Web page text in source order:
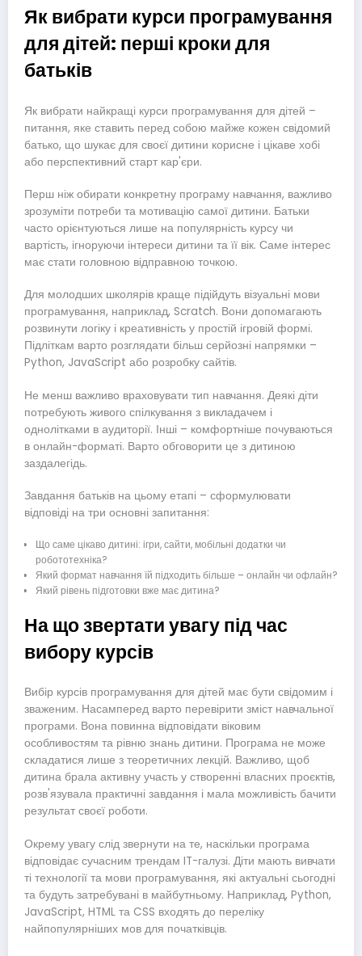
Як вибрати курси програмування
для дітей: перші кроки для
батьків
Як вибрати найкращі курси програмування для дітей –
питання, яке ставить перед собою майже кожен свідомий
батько, що шукає для своєї дитини корисне і цікаве хобі
або перспективний старт кар'єри.
Перш ніж обирати конкретну програму навчання, важливо
зрозуміти потреби та мотивацію самої дитини. Батьки
часто орієнтуються лише на популярність курсу чи
вартість, ігноруючи інтереси дитини та її вік. Саме інтерес
має стати головною відправною точкою.
Для молодших школярів краще підійдуть візуальні мови
програмування, наприклад, Scratch. Вони допомагають
розвинути логіку і креативність у простій ігровій формі.
Підліткам варто розглядати більш серйозні напрямки –
Python, JavaScript або розробку сайтів.
Не менш важливо враховувати тип навчання. Деякі діти
потребують живого спілкування з викладачем і
однолітками в аудиторії. Інші – комфортніше почуваються
в онлайн-форматі. Варто обговорити це з дитиною
заздалегідь.
Завдання батьків на цьому етапі – сформулювати
відповіді на три основні запитання:
Що саме цікаво дитині: ігри, сайти, мобільні додатки чи
робототехніка?
Який формат навчання їй підходить більше – онлайн чи офлайн?
Який рівень підготовки вже має дитина?
На що звертати увагу під час
вибору курсів
Вибір курсів програмування для дітей має бути свідомим і
зваженим. Насамперед варто перевірити зміст навчальної
програми. Вона повинна відповідати віковим
особливостям та рівню знань дитини. Програма не може
складатися лише з теоретичних лекцій. Важливо, щоб
дитина брала активну участь у створенні власних проєктів,
розв'язувала практичні завдання і мала можливість бачити
результат своєї роботи.
Окрему увагу слід звернути на те, наскільки програма
відповідає сучасним трендам IT-галузі. Діти мають вивчати
ті технології та мови програмування, які актуальні сьогодні
та будуть затребувані в майбутньому. Наприклад, Python,
JavaScript, HTML та CSS входять до переліку
найпопулярніших мов для початківців.